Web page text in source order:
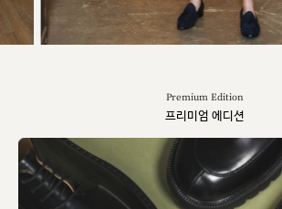
Premium Edition
프리미엄 에디션